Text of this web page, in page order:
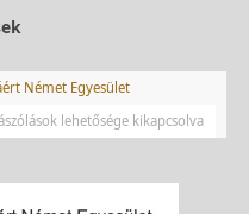
Német Egyesület
lehetősége kikapcsolva